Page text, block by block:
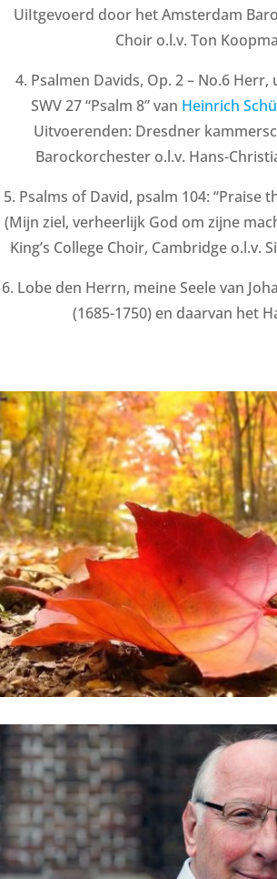
UiItgevoerd door het Amsterdam
Choir o.l.v. Ton
4. Psalmen Davids, Op. 2 – No.6
SWV 27 “Psalm 8” van Heinrich
Uitvoerenden: Dresdner
Barockorchester o.l.v. Hans-
5. Psalms of David, psalm 104: “Praise
(Mijn ziel, verheerlijk God om zijne
King’s College Choir, Cambridge o.l.v.
6. Lobe den Herrn, meine Seele van
(1685-1750) en daarvan het